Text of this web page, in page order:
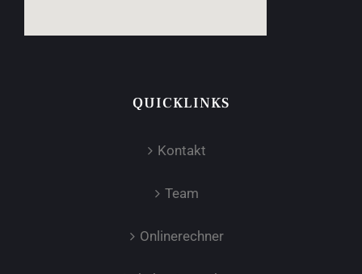
QUICKLINKS
Kontakt
Team
Onlinerechner